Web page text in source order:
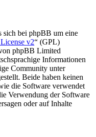
sich bei phpBB um eine
v2“ (GPL)
phpBB Limited
Informationen
Community unter
Beide haben keinen
die Software verwendet
Verwendung der Software
oder auf Inhalte